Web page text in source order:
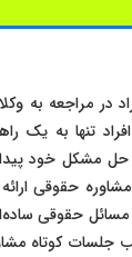
در مراجعه به
تنها به یک
مشکل خود پیدا
حقوقی
حقوقی
جلسات کوتاه